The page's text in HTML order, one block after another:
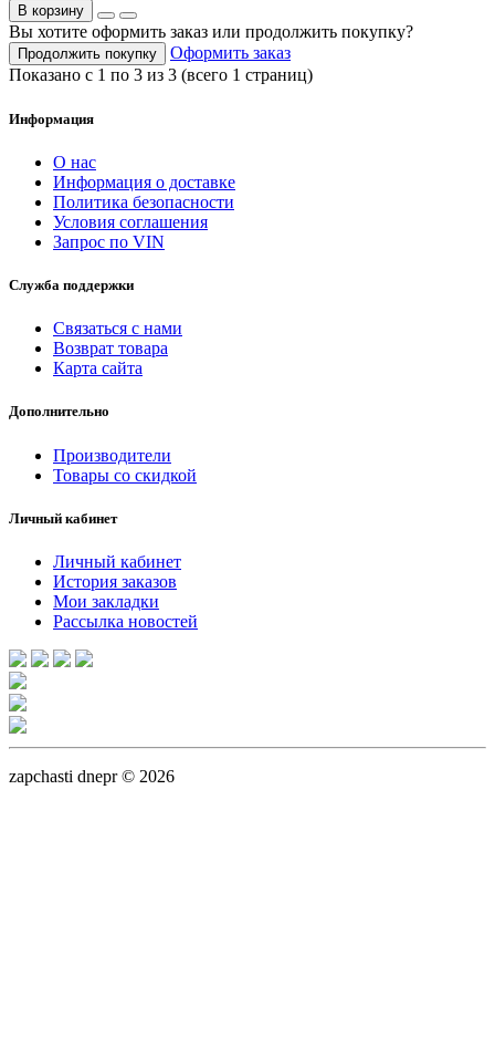
В корзину
Вы хотите оформить заказ или продолжить покупку?
Продолжить покупку
Оформить заказ
Показано с 1 по 3 из 3 (всего 1 страниц)
Информация
О нас
Информация о доставке
Политика безопасности
Условия соглашения
Запрос по VIN
Служба поддержки
Связаться с нами
Возврат товара
Карта сайта
Дополнительно
Производители
Товары со скидкой
Личный кабинет
Личный кабинет
История заказов
Мои закладки
Рассылка новостей
zapchasti dnepr © 2026